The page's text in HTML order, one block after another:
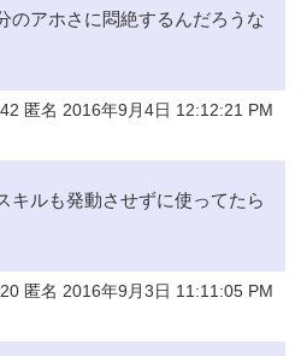
のアホさに悶絶するんだろうな
匿名 2016年9月4日 12:12:21 PM
キルも発動させずに使ってたら
匿名 2016年9月3日 11:11:05 PM